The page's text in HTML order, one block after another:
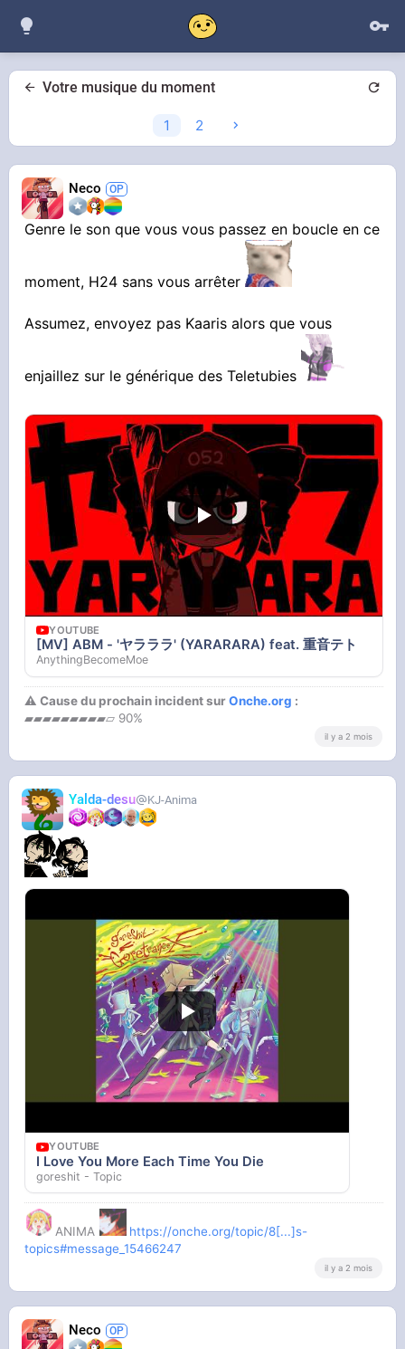
Votre musique du moment
1 2
Neco
Genre le son que vous vous passez en boucle en ce
moment, H24 sans vous arrêter
Assumez, envoyez pas Kaaris alors que vous
enjaillez sur le générique des Teletubies
YOUTUBE
[MV] ABM - 'ヤラララ' (YARARARA) feat. 重音テト
AnythingBecomeMoe
⚠ Cause du prochain incident surOnche.org :
▰▰▰▰▰▰▰▰▰▱ 90%
il y a 2 mois
Yalda-desu KJ-Anima
YOUTUBE
I Love You More Each Time You Die
goreshit - Topic
ANIMA
https://onche.org/topic/8[...]s-
topics#message_15466247
il y a 2 mois
Neco